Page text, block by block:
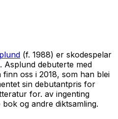
(f. 1988) er skodespelar
debuterte med
finn oss i 2018, som han blei
sin debutantpris for
for. av ingenting
og andre diktsamling.